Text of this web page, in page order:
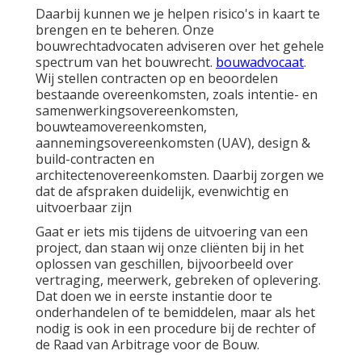
Daarbij kunnen we je helpen risico's in kaart te
brengen en te beheren. Onze
bouwrechtadvocaten adviseren over het gehele
spectrum van het bouwrecht. bouwadvocaat.
Wij stellen contracten op en beoordelen
bestaande overeenkomsten, zoals intentie- en
samenwerkingsovereenkomsten,
bouwteamovereenkomsten,
aannemingsovereenkomsten (UAV), design &
build-contracten en
architectenovereenkomsten. Daarbij zorgen we
dat de afspraken duidelijk, evenwichtig en
uitvoerbaar zijn
Gaat er iets mis tijdens de uitvoering van een
project, dan staan wij onze cliënten bij in het
oplossen van geschillen, bijvoorbeeld over
vertraging, meerwerk, gebreken of oplevering.
Dat doen we in eerste instantie door te
onderhandelen of te bemiddelen, maar als het
nodig is ook in een procedure bij de rechter of
de Raad van Arbitrage voor de Bouw.